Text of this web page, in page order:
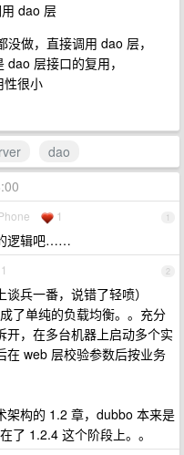
dao 层
做，直接调用 dao 层，
层接口的复用，
性很小
dao
1
1
逻辑吧……
2
1
兵一番，说错了轻喷）
了单纯的负载均衡。。充分
，在多台机器上启动多个实
在 web 层校验参数后按业务
架构的 1.2 章，dubbo 本来是
了 1.2.4 这个阶段上。。